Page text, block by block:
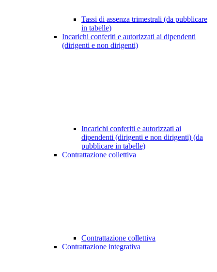
Tassi di assenza trimestrali (da pubblicare
in tabelle)
Incarichi conferiti e autorizzati ai dipendenti
(dirigenti e non dirigenti)
Incarichi conferiti e autorizzati ai
dipendenti (dirigenti e non dirigenti) (da
pubblicare in tabelle)
Contrattazione collettiva
Contrattazione collettiva
Contrattazione integrativa